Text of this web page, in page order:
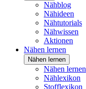
Nähblog
Nähideen
Nähtutorials
Nähwissen
Aktionen
Nähen lernen
Nähen lernen
Nähen lernen
Nählexikon
Stofflexikon